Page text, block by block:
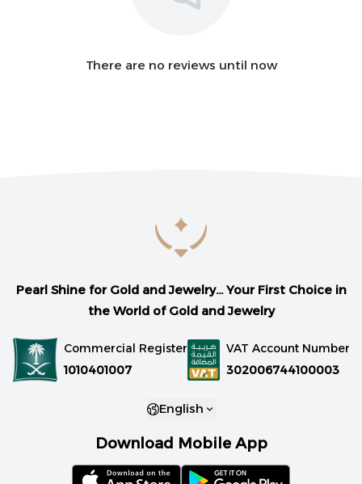
There are no reviews until now
Pearl Shine for Gold and Jewelry... Your First Choice in
the World of Gold and Jewelry
Commercial Register
1010401007
VAT Account Number
302006744100003
English
Download Mobile App